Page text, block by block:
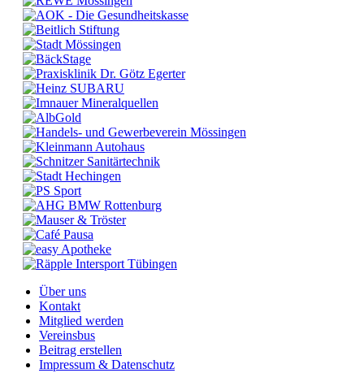
Über uns
Kontakt
Mitglied werden
Vereinsbus
Beitrag erstellen
Impressum & Datenschutz